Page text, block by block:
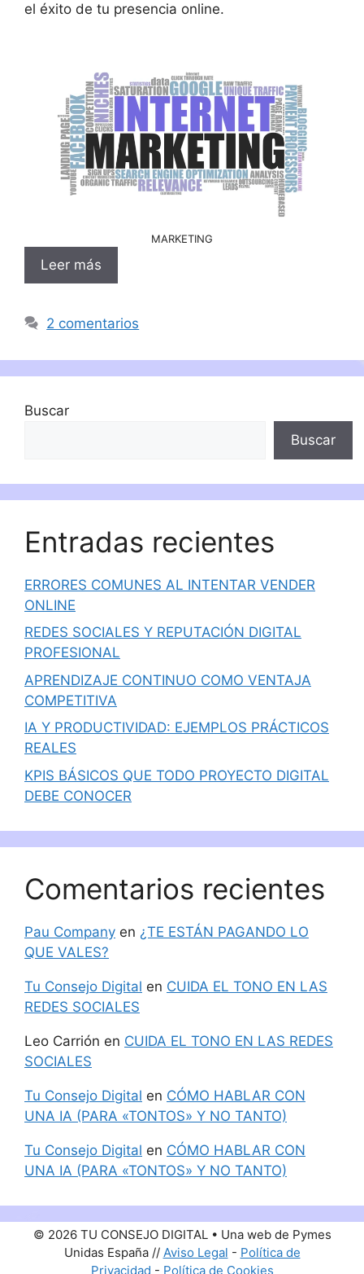
el éxito de tu presencia online.
MARKETING
Leer más
2 comentarios
Buscar
Buscar
Entradas recientes
ERRORES COMUNES AL INTENTAR VENDER
ONLINE
REDES SOCIALES Y REPUTACIÓN DIGITAL
PROFESIONAL
APRENDIZAJE CONTINUO COMO VENTAJA
COMPETITIVA
IA Y PRODUCTIVIDAD: EJEMPLOS PRÁCTICOS
REALES
KPIS BÁSICOS QUE TODO PROYECTO DIGITAL
DEBE CONOCER
Comentarios recientes
Pau Company en ¿TE ESTÁN PAGANDO LO
QUE VALES?
Tu Consejo Digital en CUIDA EL TONO EN LAS
REDES SOCIALES
Leo Carrión en CUIDA EL TONO EN LAS REDES
SOCIALES
Tu Consejo Digital en CÓMO HABLAR CON
UNA IA (PARA «TONTOS» Y NO TANTO)
Tu Consejo Digital en CÓMO HABLAR CON
UNA IA (PARA «TONTOS» Y NO TANTO)
© 2026 TU CONSEJO DIGITAL • Una web de Pymes
Unidas España // Aviso Legal - Política de
Privacidad - Política de Cookies